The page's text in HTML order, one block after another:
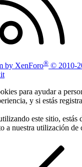
by XenForo® © 2010-
para ayudar a
y si estás
este sitio, estás
a nuestra utilización de